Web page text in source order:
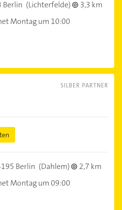
Berlin (Lichterfelde)
3,3 km
Montag um 10:00
SILBER PARTNER
Berlin (Dahlem)
2,7 km
Montag um 09:00